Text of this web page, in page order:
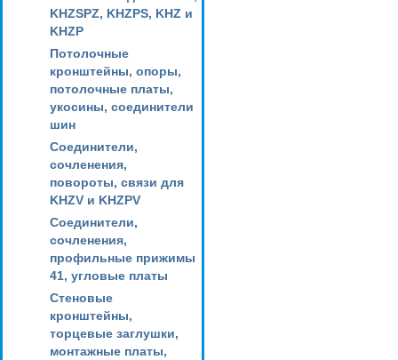
KHZSPZ, KHZPS, KHZ и
KHZP
Потолочные
кронштейны, опоры,
потолочные платы,
укосины, соединители
шин
Соединители,
сочленения,
повороты, связи для
KHZV и KHZPV
Соединители,
сочленения,
профильные прижимы
41, угловые платы
Стеновые
кронштейны,
торцевые заглушки,
монтажные платы,